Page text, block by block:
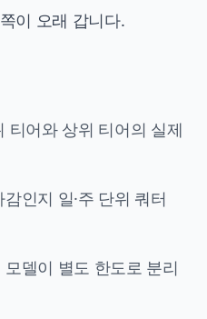
이 오래 갑니다.
어와 상위 티어의 실제
인지 일·주 단위 쿼터
델이 별도 한도로 분리